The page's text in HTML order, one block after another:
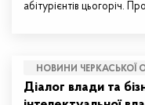
абітурієнтів цьогоріч.
НОВИНИ ЧЕРКАСЬКОЇ
Діалог влади та